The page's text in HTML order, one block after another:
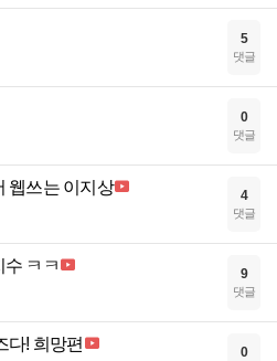
5
댓글
0
댓글
웹쓰는 이지상 4
댓글
ㅋㅋ 9
댓글
다! 희망편 0